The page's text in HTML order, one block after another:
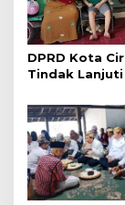
DPRD Kota
Tindak Lanjuti
Disabilitas